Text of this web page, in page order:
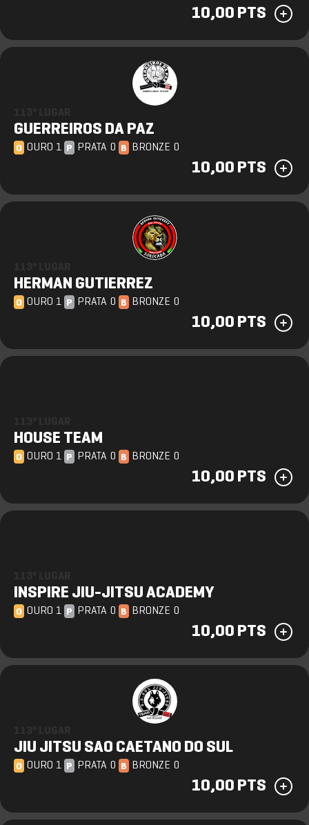
10,00 PTS
GUERREIROS DA PAZ
O OURO 1 P PRATA 0 B BRONZE 0
10,00 PTS
HERMAN GUTIERREZ
O OURO 1 P PRATA 0 B BRONZE 0
10,00 PTS
HOUSE TEAM
O OURO 1 P PRATA 0 B BRONZE 0
10,00 PTS
INSPIRE JIU-JITSU ACADEMY
O OURO 1 P PRATA 0 B BRONZE 0
10,00 PTS
JIU JITSU SAO CAETANO DO SUL
O OURO 1 P PRATA 0 B BRONZE 0
10,00 PTS